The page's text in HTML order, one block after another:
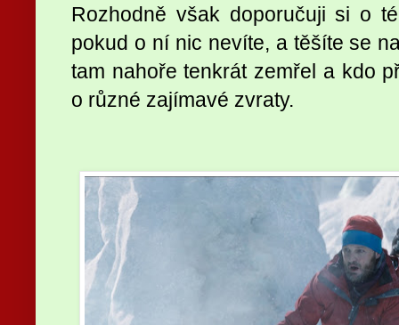
Rozhodně však doporučuji si o
pokud o ní nic nevíte, a těšíte se
tam nahoře tenkrát zemřel a kdo
o různé zajímavé zvraty.